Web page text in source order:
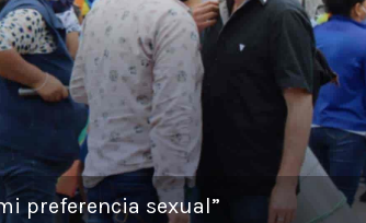
preferencia sexual”